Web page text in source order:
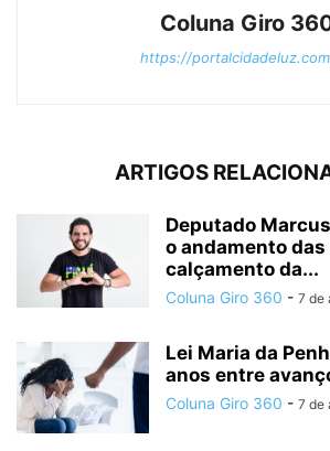
Coluna Giro
https://
ARTIGOS
Deputado
o andamento
calçamento da...
Coluna Giro 360 - 7 de
Lei Maria da
anos entre
Coluna Giro 360 - 7 de